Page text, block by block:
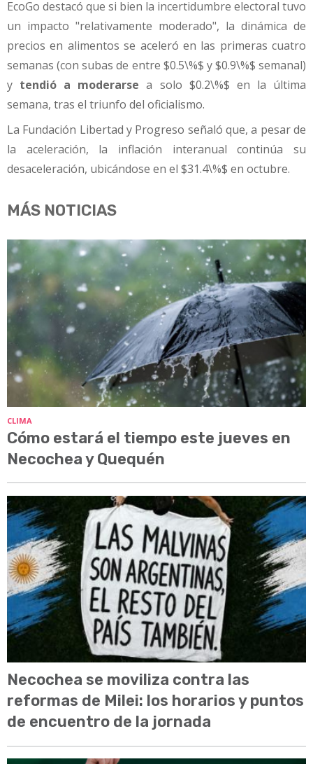
EcoGo destacó que si bien la incertidumbre electoral tuvo
un impacto "relativamente moderado", la dinámica de
precios en alimentos se aceleró en las primeras cuatro
semanas (con subas de entre $0.5\%$ y $0.9\%$ semanal)
y tendió a moderarse a solo $0.2\%$ en la última
semana, tras el triunfo del oficialismo.
La Fundación Libertad y Progreso señaló que, a pesar de
la aceleración, la inflación interanual continúa su
desaceleración, ubicándose en el $31.4\%$ en octubre.
MÁS NOTICIAS
CLIMA
Cómo estará el tiempo este jueves en
Necochea y Quequén
Necochea se moviliza contra las
reformas de Milei: los horarios y puntos
de encuentro de la jornada